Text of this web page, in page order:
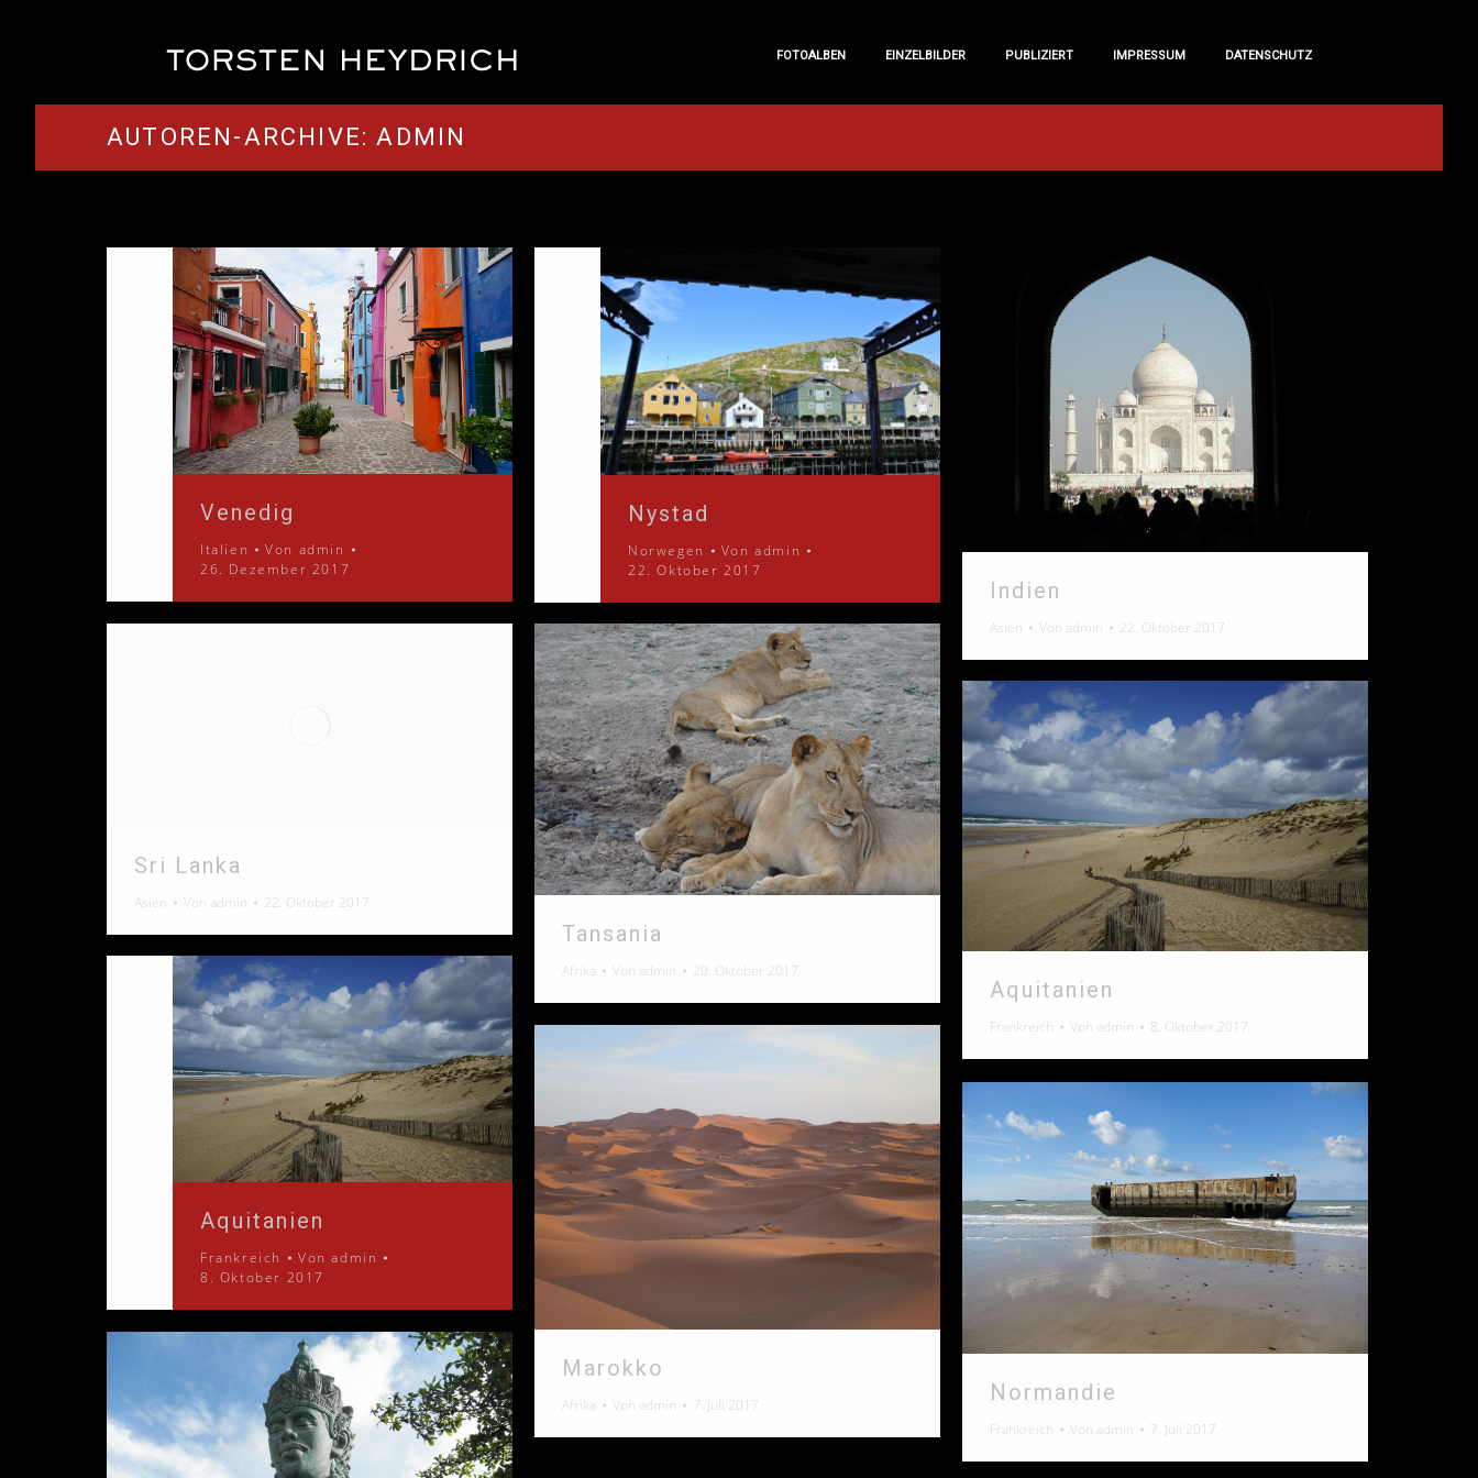
FOTOALBEN EINZELBILDER PUBLIZIERT IMPRESSUM DATENSCHUTZ
AUTOREN-ARCHIVE:ADMIN
Venedig
Italien Von admin
26. Dezember 2017
Nystad
Norwegen Vonadmin
22. Oktober 2017
Indien
Asien Von admin 22. Oktober 2017
Sri Lanka
Asien Von admin 22. Oktober 2017
Tansania
Afrika Von admin 20. Oktober 2017
Aquitanien
Frankreich Von admin 8. Oktober 2017
Aquitanien
Frankreich Vonadmin
8. Oktober 2017
Marokko
Afrika Von admin 7. Juli 2017 Normandie
Frankreich Von admin 7. Juli 2017